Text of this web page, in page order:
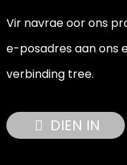
Vir navrae oor ons
e-posadres aan ons
verbinding tree.
DIEN IN